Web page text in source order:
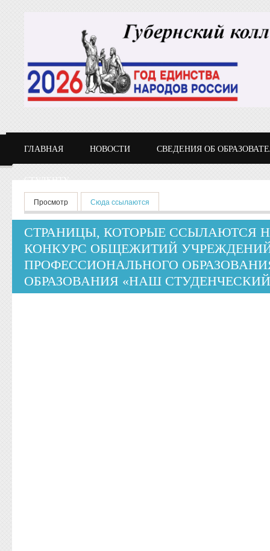
ГЛАВНАЯ НОВОСТИ СВЕДЕНИЯ ОБ
СТУДЕНТУ
Главные вкладки
Просмотр Сюда ссылаются
СТРАНИЦЫ, КОТОРЫЕ ССЫЛАЮТСЯ
КОНКУРС ОБЩЕЖИТИЙ
ПРОФЕССИОНАЛЬНОГО
ОБРАЗОВАНИЯ «НАШ